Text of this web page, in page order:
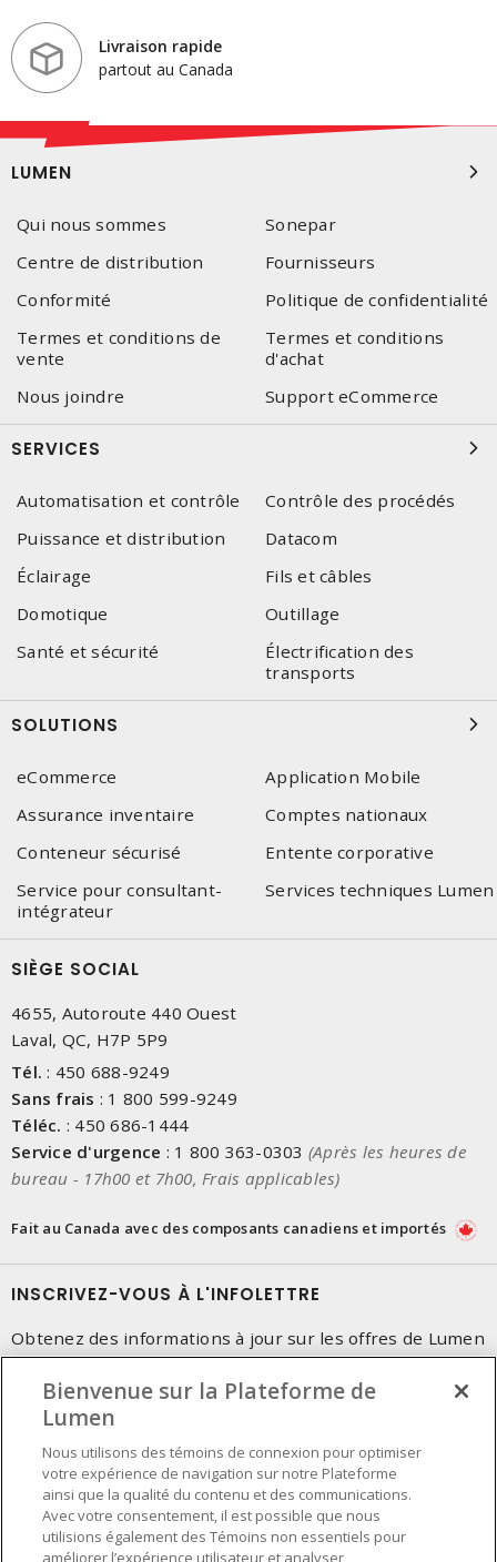
Livraison rapide
partout au Canada
LUMEN
Qui nous sommes
Sonepar
Centre de distribution
Fournisseurs
Conformité
Politique de confidentialité
Termes et conditions de
vente
Termes et conditions
d'achat
Nous joindre
Support eCommerce
SERVICES
Automatisation et contrôle
Contrôle des procédés
Puissance et distribution
Datacom
Éclairage
Fils et câbles
Domotique
Outillage
Santé et sécurité
Électrification des
transports
SOLUTIONS
eCommerce
Application Mobile
Assurance inventaire
Comptes nationaux
Conteneur sécurisé
Entente corporative
Service pour consultant-
intégrateur
Services techniques Lumen
SIÈGE SOCIAL
4655, Autoroute 440 Ouest
Laval, QC, H7P 5P9
Tél. : 450 688-9249
Sans frais : 1 800 599-9249
Téléc. : 450 686-1444
Service d'urgence : 1 800 363-0303 (Après les heures de
bureau - 17h00 et 7h00, Frais applicables)
Fait au Canada avec des composants canadiens et importés
INSCRIVEZ-VOUS À L'INFOLETTRE
Obtenez des informations à jour sur les offres de Lumen
Bienvenue sur la Plateforme de
Lumen
Nous utilisons des témoins de connexion pour optimiser
votre expérience de navigation sur notre Plateforme
ainsi que la qualité du contenu et des communications.
Avec votre consentement, il est possible que nous
utilisions également des Témoins non essentiels pour
améliorer l’expérience utilisateur et analyser